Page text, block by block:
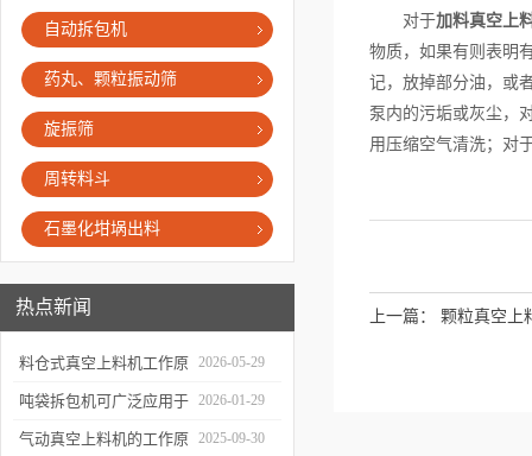
自动拆包机
药丸、颗粒振动筛
旋振筛
周转料斗
石墨化坩埚出料
热点新闻
料仓式真空上料机工作原
理解析
2026-05-29
吨袋拆包机可广泛应用于
哪些行业？
2026-01-29
气动真空上料机的工作原 2025-09-30
对于加料真空上
物质，如果有则表明
记，放掉部分油，或
泵内的污垢或灰尘，
用压缩空气清洗；对
上一篇： 颗粒真空上